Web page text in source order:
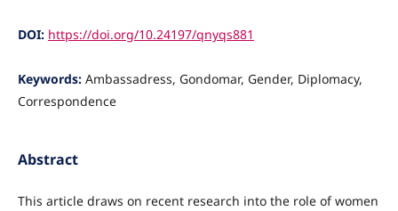
DOI: https://doi.org/10.24197/qnyqs881
Keywords: Ambassadress, Gondomar, Gender, Diplomacy,
Correspondence
Abstract
This article draws on recent research into the role of women